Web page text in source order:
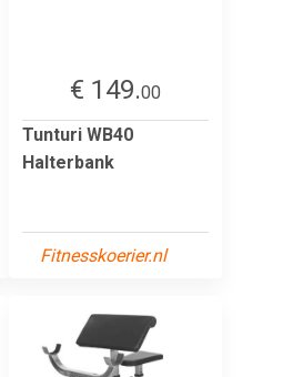
€ 149.00
Tunturi WB40
Halterbank
Fitnesskoerier.nl